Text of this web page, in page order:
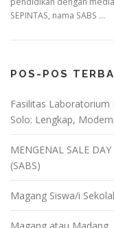
SEPINTAS, nama SABS …
POS-POS
Fasilitas Laboratorium
Solo: Lengkap,
MENGENAL SALE
(SABS)
Magang Siswa/i